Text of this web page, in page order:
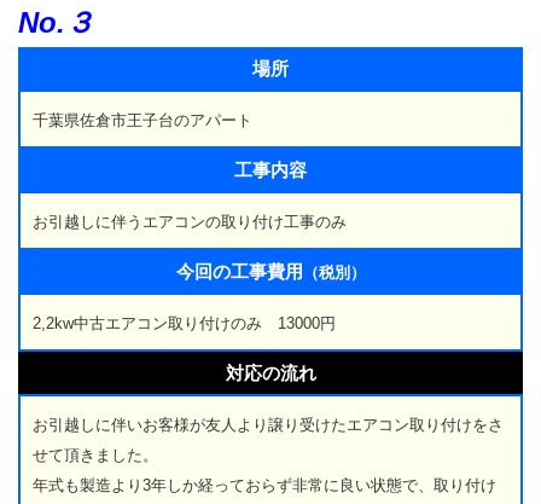
No.３
場所
千葉県佐倉市王子台のアパート
工事内容
お引越しに伴うエアコンの取り付け工事のみ
今回の工事費用 （税別）
2,2kw中古エアコン取り付けのみ 13000円
対応の流れ
お引越しに伴いお客様が友人より譲り受けたエアコン取り付けをさ
せて頂きました。
年式も製造より3年しか経っておらず非常に良い状態で、取り付け